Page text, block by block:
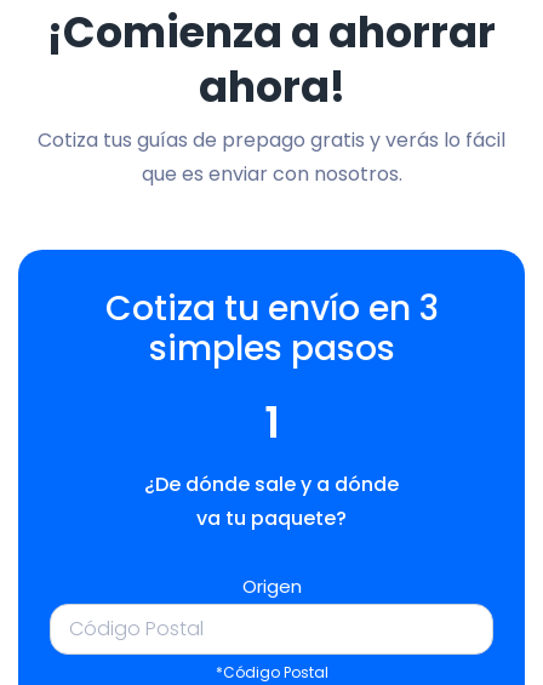
¡Comienza a ahorrar
ahora!
Cotiza tus guías de prepago gratis y verás lo fácil
que es enviar con nosotros.
Cotiza tu envío en 3
simples pasos
1
¿De dónde sale y a dónde
va tu paquete?
Origen
*Código Postal